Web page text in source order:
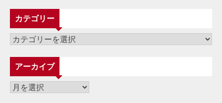
カテゴリー
カ
ゴ
リ
ー
アーカイブ
ア